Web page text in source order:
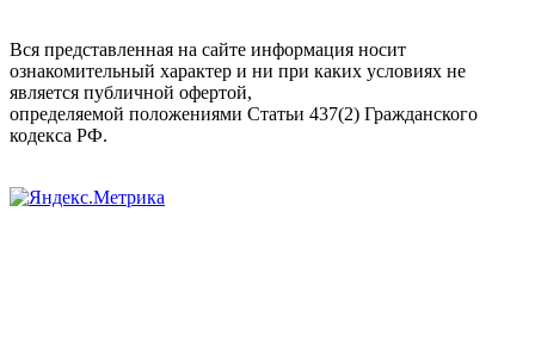
Вся представленная на сайте информация носит
ознакомительный характер и ни при каких условиях не
является публичной офертой,
определяемой положениями Статьи 437(2) Гражданского
кодекса РФ.